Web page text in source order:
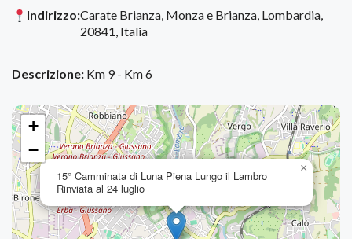
Indirizzo:Carate Brianza, Monza e Brianza, Lombardia,
20841, Italia
Descrizione: Km 9 - Km 6
15° Camminata di Luna Piena Lungo il Lambro
Rinviata al 24 luglio
×
+
−